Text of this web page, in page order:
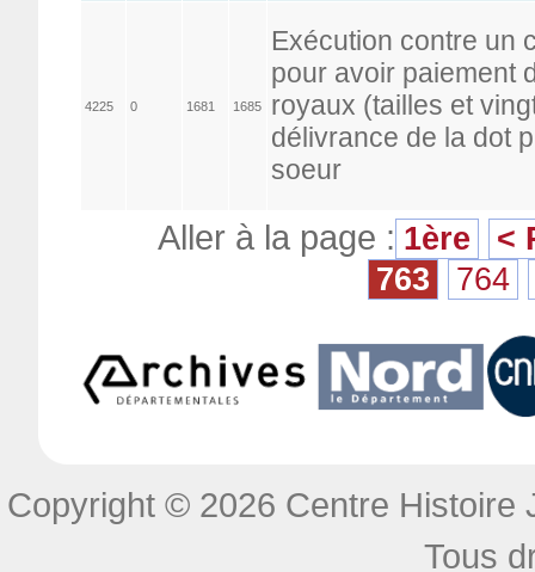
4225 0 1681 1685
Exécution contre un
pour avoir paiement
royaux (tailles et
délivrance de la dot
soeur
Aller à la page : 1ère
<
763
764
Copyright © 2026 Centre Histoire
Tous